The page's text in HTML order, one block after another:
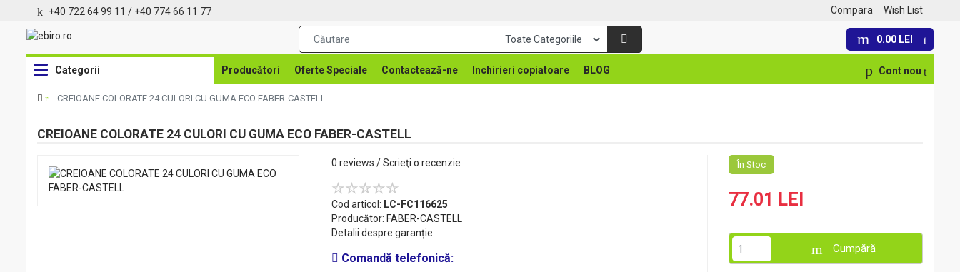
+40 722 64 99 11 / +40 774 66 11 77 Wish List
Compara
0.00 LEI
Categorii Producători Oferte Speciale Contactează-ne Inchirieri copiatoare BLOG Cont nou
CREIOANE COLORATE 24 CULORI CU GUMA ECO FABER-CASTELL
CREIOANE COLORATE 24 CULORI CU GUMA ECO FABER-CASTELL
0 reviews /Scrieţi o recenzie
Cod articol: LC-FC116625
Producător: FABER-CASTELL
Detalii despre garanție
Comandă telefonică:
În Stoc
77.01 LEI
Cumpără